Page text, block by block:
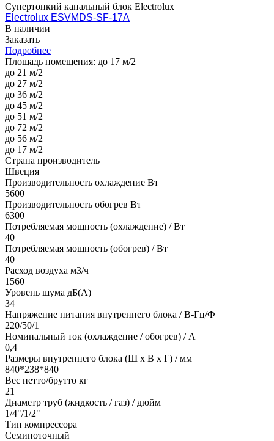
Супертонкий канальный блок Electrolux
Electrolux ESVMDS-SF-17A
В наличии
Заказать
Подробнее
Площадь помещения: до 17 м/2
до 21 м/2
до 27 м/2
до 36 м/2
до 45 м/2
до 51 м/2
до 72 м/2
до 56 м/2
до 17 м/2
Страна производитель
Швеция
Производительность охлаждение Вт
5600
Производительность обогрев Вт
6300
Потребляемая мощность (охлаждение) / Вт
40
Потребляемая мощность (обогрев) / Вт
40
Расход воздуха м3/ч
1560
Уровень шума дБ(А)
34
Напряжение питания внутреннего блока / В-Гц/Ф
220/50/1
Номинальный ток (охлаждение / обогрев) / A
0,4
Размеры внутреннего блока (Ш х В х Г) / мм
840*238*840
Вес нетто/брутто кг
21
Диаметр труб (жидкость / газ) / дюйм
1/4"/1/2"
Тип компрессора
Семипоточный